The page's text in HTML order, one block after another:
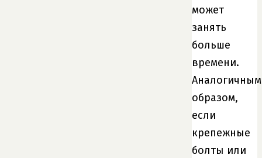
может
занять
больше
времени.
Аналогичным
образом,
если
крепежные
болты или